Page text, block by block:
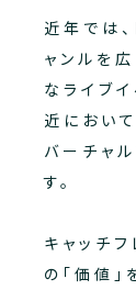
近年では
ャンルを
なライブ
近におい
バーチャ
す。
キャッチ
の「価値」